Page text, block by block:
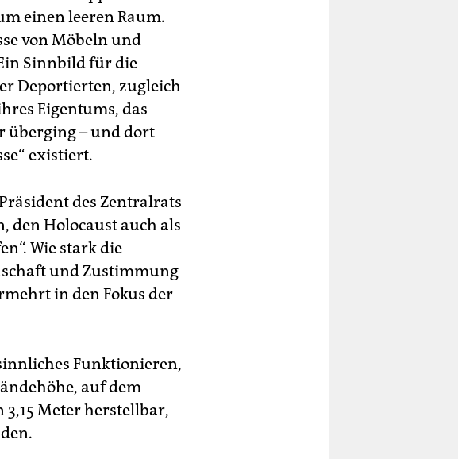
einen leeren Raum.
von Möbeln und
Sinnbild für die
Deportierten, zugleich
Eigentums, das
überging – und dort
existiert.
des Zentralrats
den Holocaust auch als
Wie stark die
und Zustimmung
in den Fokus der
Funktionieren,
auf dem
Meter herstellbar,